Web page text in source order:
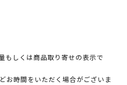
もしくは商品取り寄せの表示で
お時間をいただく場合がございま